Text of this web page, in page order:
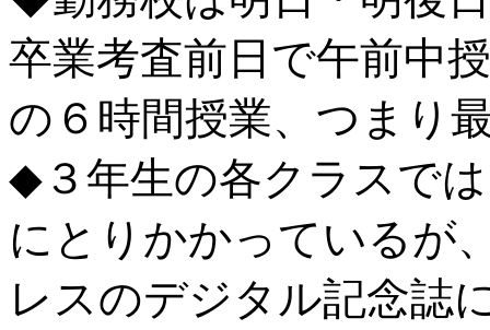
卒業考査前日で午前中
の６時間授業、つまり
◆３年生の各クラスで
にとりかかっているが
レスのデジタル記念誌